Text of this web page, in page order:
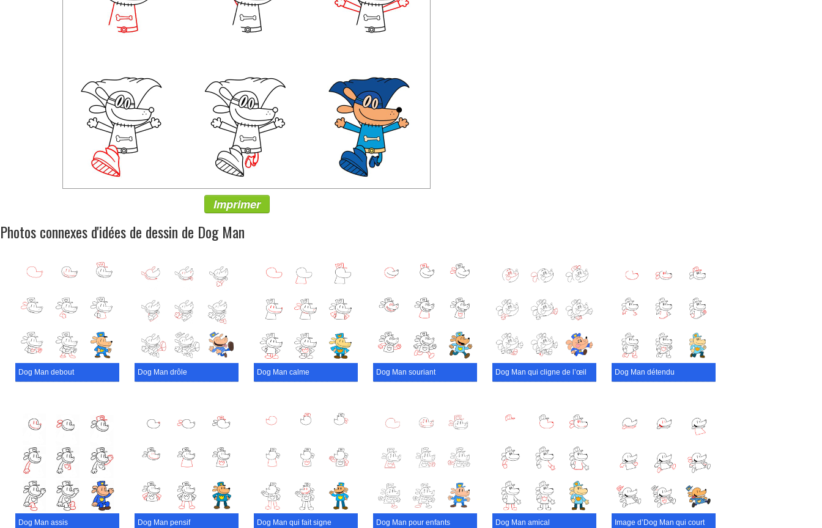
Imprimer
Photos connexes d'idées de dessin de Dog Man
Dog Man debout Dog Man drôle Dog Man calme Dog Man souriant Dog Man qui cligne de l’œil Dog Man détendu
Dog Man assis Dog Man pensif Dog Man qui fait signe Dog Man pour enfants Dog Man amical Image d’Dog Man qui court